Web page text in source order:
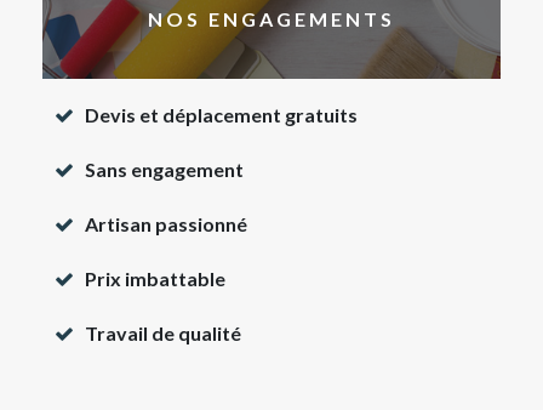
NOS ENGAGEMENTS
Devis et déplacement gratuits
Sans engagement
Artisan passionné
Prix imbattable
Travail de qualité